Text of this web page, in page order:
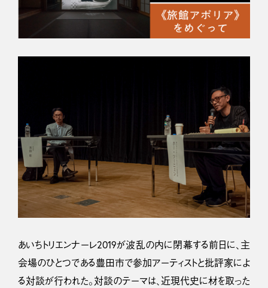
あいちトリエンナーレ2019が波乱の内に閉幕する前日に、主
会場のひとつである豊田市で参加アーティストと批評家によ
る対談が行われた。対談のテーマは、近現代史に材を取った